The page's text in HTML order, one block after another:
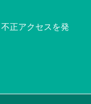
正アクセスを発